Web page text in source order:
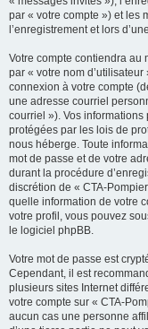
par « votre compte ») et les
l’enregistrement et lors
Votre compte contiendra
par « votre nom
connexion à votre compte
une adresse courriel
courriel »). Vos informations
protégées par les lois de
nous héberge. Toute
mot de passe et de votre
durant la procédure
discrétion de « CTA-
quelle information de votre
votre profil, vous pouvez
le logiciel phpBB.
Votre mot de passe est
Cependant, il est
plusieurs sites Internet
votre compte sur « CTA-
aucun cas une personne